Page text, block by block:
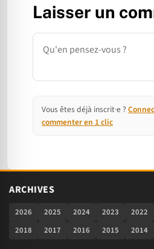
Laisser un
Commentaire
Vous êtes déjà inscrit·e ?
commenter en 1 clic
ARCHIVES
2026 2025 2024 2023 2022
2018
2017 2016 2015 2014